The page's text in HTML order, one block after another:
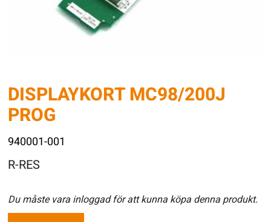
DISPLAYKORT MC98/200J
PROG
940001-001
R-RES
Du måste vara inloggad för att kunna köpa denna produkt.